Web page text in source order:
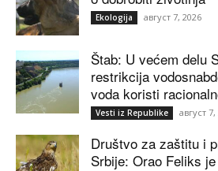
Ekologija август 7, 2026
Štab: U većem delu
restrikcija
voda koristi
Vesti iz Republike август
Društvo za zaštitu i
Srbije: Orao Feliks